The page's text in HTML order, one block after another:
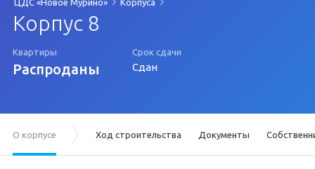
ЦДС «Новое Мурино» Корпуса
Корпус 8
Квартиры
Распроданы
Срок сдачи
Сдан
О корпусе Ход строительства Документы